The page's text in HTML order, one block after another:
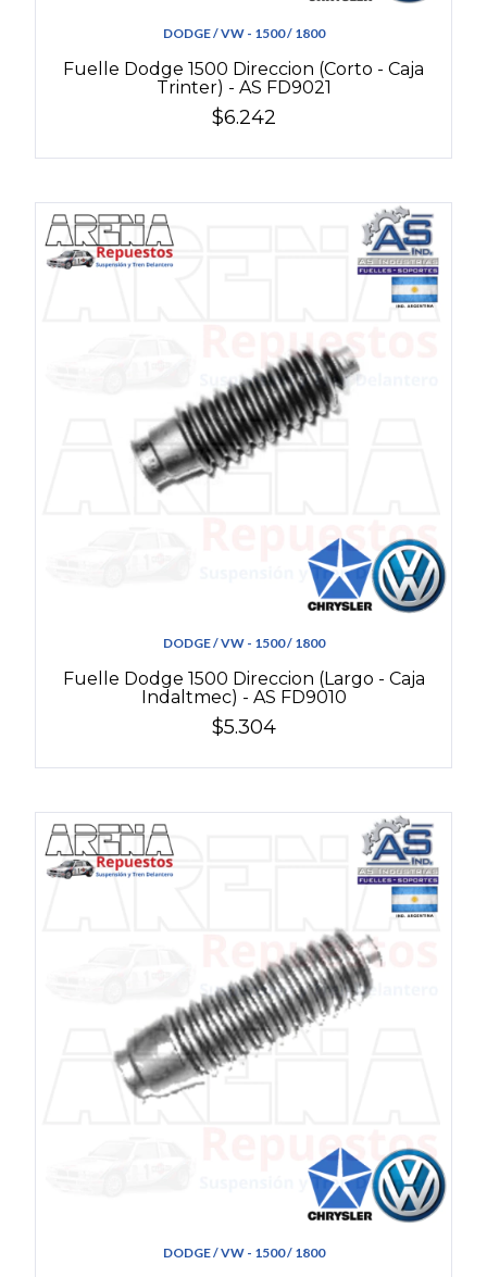
DODGE / VW - 1500 / 1800
Fuelle Dodge 1500 Direccion (Corto - Caja
Trinter) - AS FD9021
$6.242
DODGE / VW - 1500 / 1800
Fuelle Dodge 1500 Direccion (Largo - Caja
Indaltmec) - AS FD9010
$5.304
DODGE / VW - 1500 / 1800